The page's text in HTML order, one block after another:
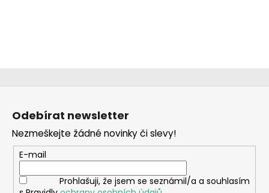
Z
Odebírat newsletter
Nezmeškejte žádné novinky či slevy!
E-mail
Prohlašuji, že jsem se seznámil/a a souhlasím